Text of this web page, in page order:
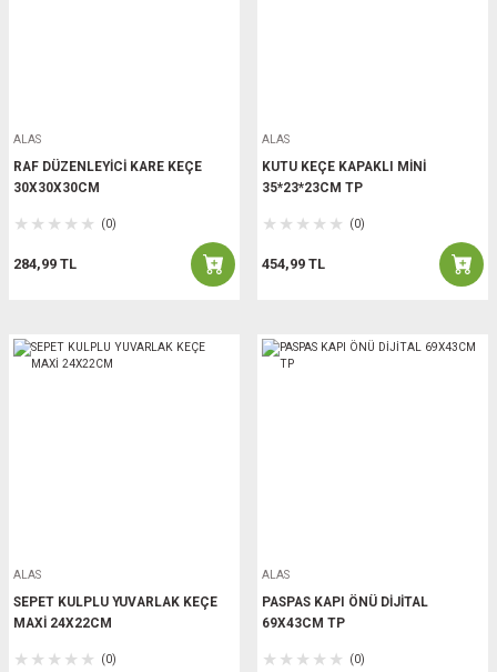
ALAS
RAF DÜZENLEYİCİ KARE KEÇE
30X30X30CM
(0)
284,99 TL
ALAS
KUTU KEÇE KAPAKLI MİNİ
35*23*23CM TP
(0)
454,99 TL
ALAS
SEPET KULPLU YUVARLAK KEÇE
MAXİ 24X22CM
(0)
ALAS
PASPAS KAPI ÖNÜ DİJİTAL
69X43CM TP
(0)